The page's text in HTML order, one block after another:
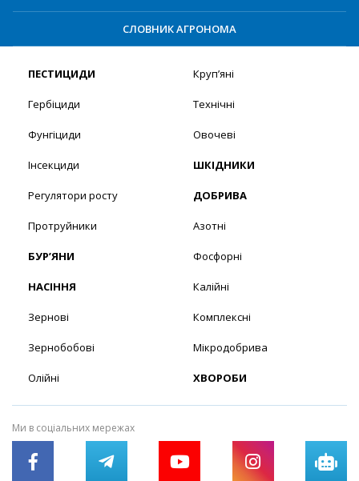
СЛОВНИК АГРОНОМА
ПЕСТИЦИДИ
Гербіциди
Фунгіциди
Інсекциди
Регулятори росту
Протруйники
БУР’ЯНИ
НАСІННЯ
Зернові
Зернобобові
Олійні
Круп’яні
Технічні
Овочеві
ШКІДНИКИ
ДОБРИВА
Азотні
Фосфорні
Калійні
Комплексні
Мікродобрива
ХВОРОБИ
Ми в соціальних мережах